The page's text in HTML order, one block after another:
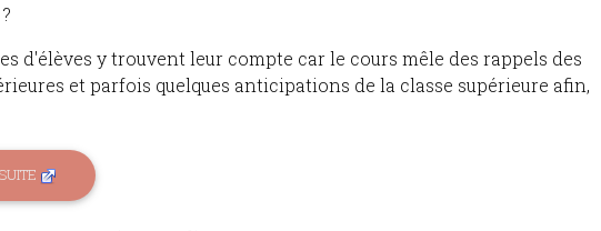
d'élèves y trouvent leur compte car le cours mêle des rappels des
et parfois quelques anticipations de la classe supérieure afin,